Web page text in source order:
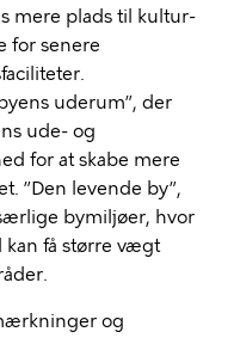
mere plads til kultur-
for senere
uderum”, der
ude- og
for at skabe mere
”Den levende by”,
bymiljøer, hvor
få større vægt
og